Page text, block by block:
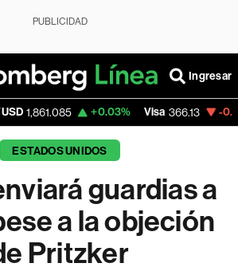
PUBLICIDAD
Ingresar
+0.03% Visa 366.13 -0.04%
ESTADOS UNIDOS
guardias a
a la objeción
Pritzker